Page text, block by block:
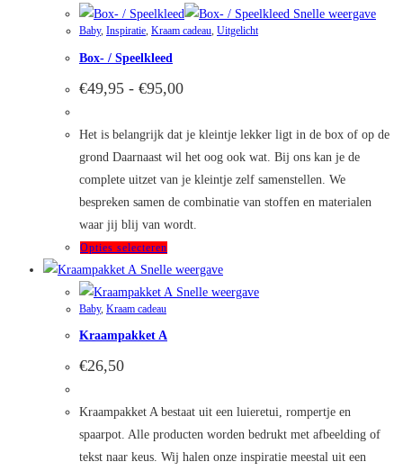
Snelle weergave
Baby, Inspiratie, Kraam cadeau, Uitgelicht
Box- / Speelkleed
€49,95 - €95,00Prijsklasse:
€95,00
Het is belangrijk dat je kleintje lekker ligt in de box of op de
grond Daarnaast wil het oog ook wat. Bij ons kan je de
complete uitzet van je kleintje zelf samenstellen. We
bespreken samen de combinatie van stoffen en materialen
waar jij blij van wordt.
Opties selecteren
product
heeft
Snelle weergave
Snelle weergave
Baby, Kraam cadeau
Kraampakket A
€26,50
Kraampakket A bestaat uit een luieretui, rompertje en
spaarpot. Alle producten worden bedrukt met afbeelding of
tekst naar keus. Wij halen onze inspiratie meestal uit een